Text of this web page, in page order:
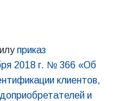
приказ
2018 г. № 366 «Об
клиентов,
и